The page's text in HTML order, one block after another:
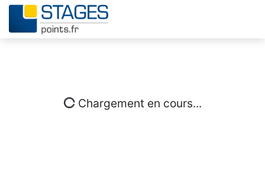
Chargement en cours...